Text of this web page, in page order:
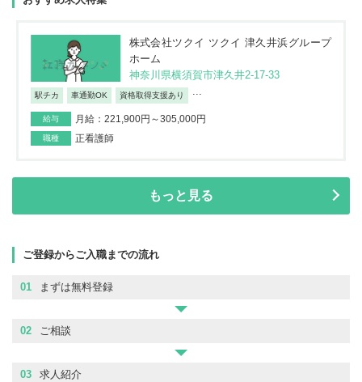
株式会社ツクイ ツクイ 津久井浜グループ
ホーム
神奈川県横須賀市津久井2-17-33
駅チカ 車通勤OK 資格取得支援あり ...
給与 月給：221,900円～305,000円
職種 正看護師
もっと見る
ご登録からご入職までの流れ
01 まずは無料登録
02 ご相談
03 求人紹介